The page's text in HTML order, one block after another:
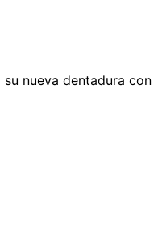
su nueva dentadura con